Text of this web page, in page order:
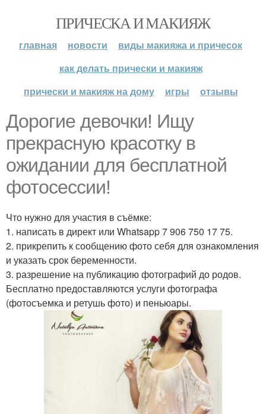
ПРИЧЕСКА И МАКИЯЖ
главная новости
виды макияжа и причесок
как делать прически и макияж
прически и макияж на дому
игры отзывы
Дорогие девочки! Ищу
прекрасную красотку в
ожидании для бесплатной
фотосессии!
Что нужно для участия в съёмке:
1. написать в директ или Whatsapp 7 906 750 17 75.
2. прикрепить к сообщению фото себя для ознакомления
и указать срок беременности.
3. разрешение на публикацию фотографий до родов.
Бесплатно предоставляются услуги фотографа
(фотосъемка и ретушь фото) и пеньюары.